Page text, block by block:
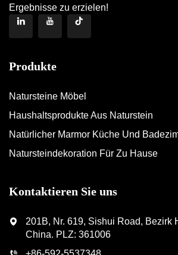
Ergebnisse zu erzielen!
Produkte
Natursteine Möbel
Haushaltsprodukte Aus Naturstein
Natürlicher Marmor Küche Und
Natursteindekoration Für Zu Hause
Kontaktieren Sie uns
201B, Nr. 619, Sishui Road, Bezirk
China. PLZ: 361006